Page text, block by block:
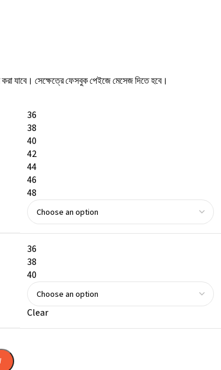
করা যাবে। সেক্ষেত্রে ফেসবুক পেইজে মেসেজ দিতে হবে।
36
38
40
42
44
46
48
36
38
40
Clear